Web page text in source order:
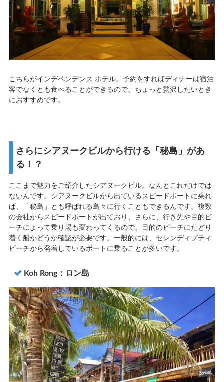
こちらがインデペンデンス ホテル。予約をすればディナーは宿泊
客でなくとも食べることができるので、ちょっと贅沢したいとき
におすすめです。
さらにシアヌークビルから行ける「秘島」があ
る！？
ここまで魅力をご紹介したシアヌークビル。なんとこれだけでは
ないんです。シアヌークビルから出ているスピードボートに乗れ
ば、「秘島」とも呼ばれる島々に行くこともできるんです。複数
の会社からスピードボートが出ており、さらに、行き先や目的ビ
ーチによって乗り場も変わってくるので、目的のビーチにたどり
着く船かどうか確認が必要です。一般的には、セレンディプティ
ビーチから発着しているボートに乗ることが多いです。
Koh Rong：ロン島